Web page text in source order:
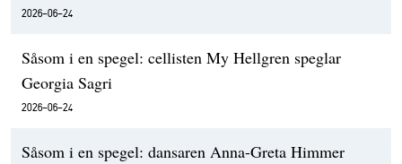
2026-06-24
Såsom i en spegel: cellisten My Hellgren speglar
Georgia Sagri
2026-06-24
Såsom i en spegel: dansaren Anna-Greta Himmer